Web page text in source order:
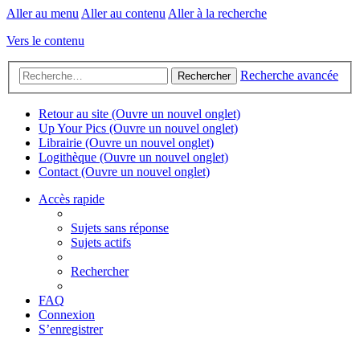
Aller au menu Aller au contenu Aller à la recherche
Vers le contenu
Rechercher Recherche avancée
Retour au site (Ouvre un nouvel onglet)
Up Your Pics (Ouvre un nouvel onglet)
Librairie (Ouvre un nouvel onglet)
Logithèque (Ouvre un nouvel onglet)
Contact (Ouvre un nouvel onglet)
Accès rapide
Sujets sans réponse
Sujets actifs
Rechercher
FAQ
Connexion
S’enregistrer